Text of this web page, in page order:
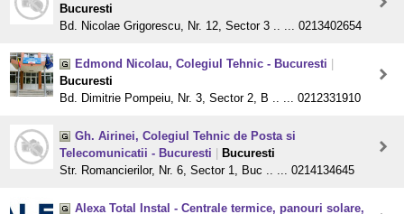
Bucuresti
Bd. Nicolae Grigorescu, Nr. 12, Sector 3 .. ... 0213402654
Edmond Nicolau, Colegiul Tehnic - Bucuresti
Bucuresti
Bd. Dimitrie Pompeiu, Nr. 3, Sector 2, B .. ... 0212331910
Gh. Airinei, Colegiul Tehnic de Posta si
Telecomunicatii - Bucuresti
Bucuresti
Str. Romancierilor, Nr. 6, Sector 1, Buc .. ... 0214134645
Alexa Total Instal - Centrale termice, panouri solare,